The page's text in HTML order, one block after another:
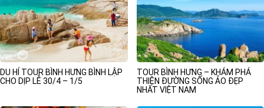
DU HÍ TOUR BÌNH HƯNG BÌNH LẬP
CHO DỊP LỄ 30/4 – 1/5
TOUR BÌNH HƯNG – KHÁM PHÁ
THIÊN ĐƯỜNG SỐNG ẢO ĐẸP
NHẤT VIỆT NAM